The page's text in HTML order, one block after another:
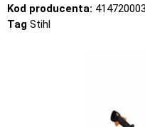
Kod producenta:
Tag Stihl